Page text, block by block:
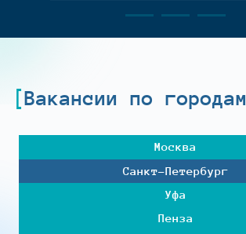
Вакансии по городам
Москва
Санкт-Петербург
Уфа
Пенза